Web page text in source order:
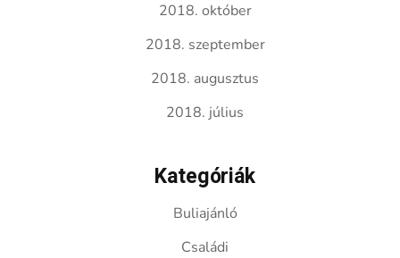
2018. október
2018. szeptember
2018. augusztus
2018. július
Kategóriák
Buliajánló
Családi